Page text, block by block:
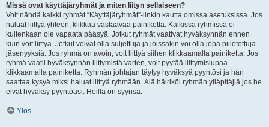
Missä ovat käyttäjäryhmät ja miten liityn sellaiseen?
Voit nähdä kaikki ryhmät “Käyttäjäryhmät”-linkin kautta omissa asetuksissa. Jos
haluat liittyä yhteen, klikkaa vastaavaa painiketta. Kaikissa ryhmissä ei
kuitenkaan ole vapaata pääsyä. Jotkut ryhmät vaativat hyväksynnän ennen
kuin voit liittyä. Jotkut voivat olla suljettuja ja joissakin voi olla jopa piilotettuja
jäsenyyksiä. Jos ryhmä on avoin, voit liittyä siihen klikkaamalla painiketta. Jos
ryhmä vaatii hyväksynnän liittymistä varten, voit pyytää liittymislupaa
klikkaamalla painiketta. Ryhmän johtajan täytyy hyväksyä pyyntösi ja hän
saattaa kysyä miksi haluat liittyä ryhmään. Älä häiriköi ryhmän ylläpitäjiä jos he
eivät hyväksy pyyntöäsi. Heillä on syynsä.
Ylös